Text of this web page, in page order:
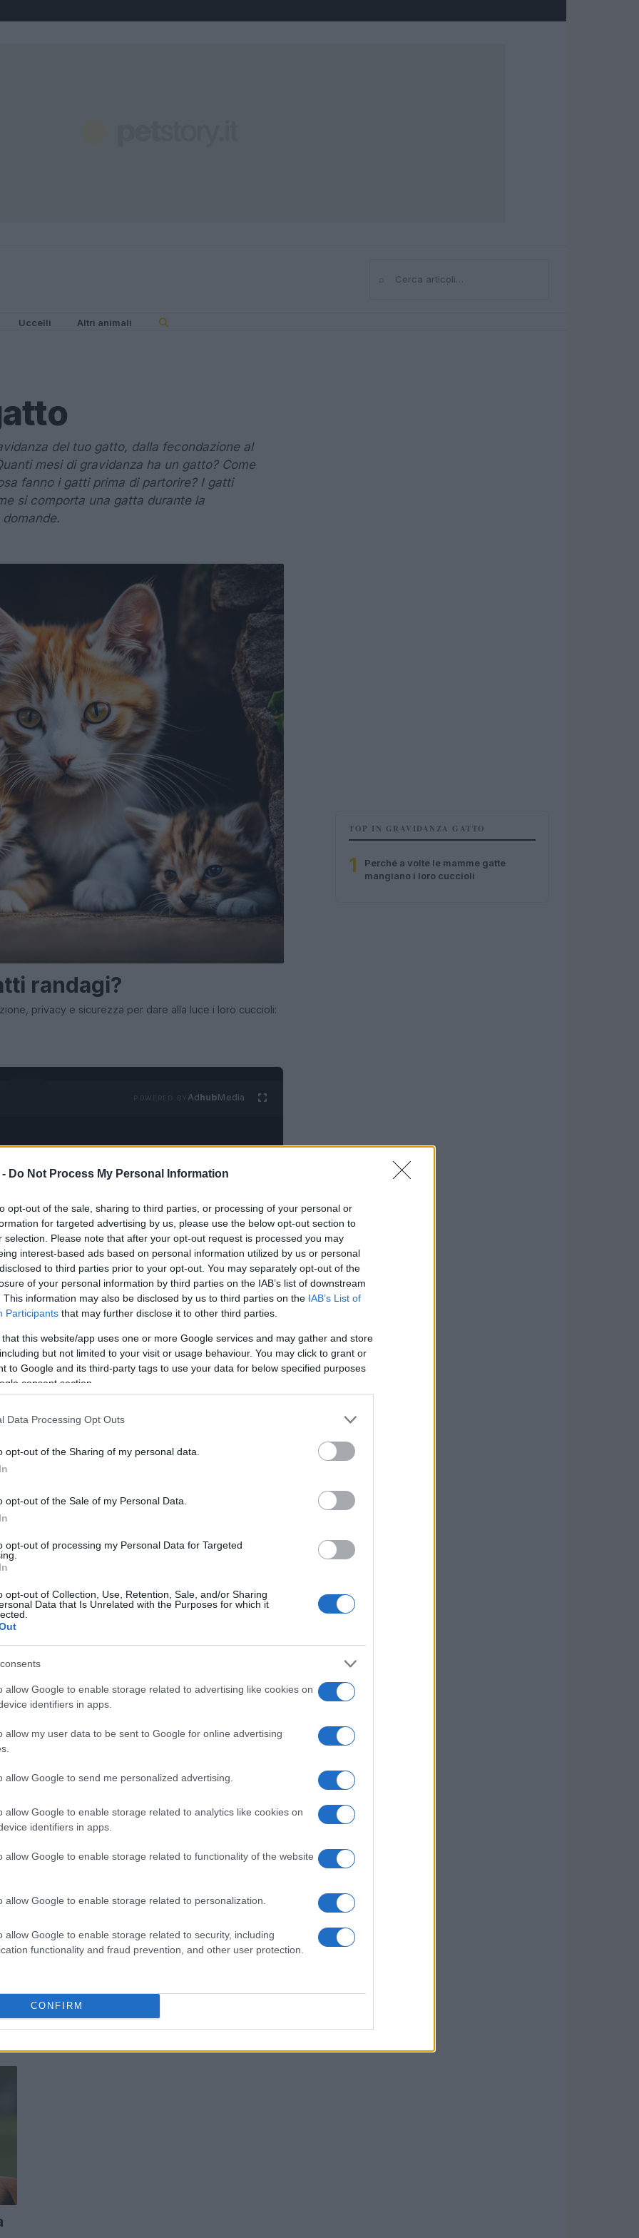
Do Not Process My Personal Information
opt-out of the sale, sharing to third parties, or processing of your personal or
for targeted advertising by us, please use the below opt-out section to
selection. Please note that after your opt-out request is processed you may
interest-based ads based on personal information utilized by us or personal
to third parties prior to your opt-out. You may separately opt-out of the
of your personal information by third parties on the IAB’s list of downstream
This information may also be disclosed by us to third parties on the IAB’s List of
Participants that may further disclose it to other third parties.
that this website/app uses one or more Google services and may gather and store
but not limited to your visit or usage behaviour. You may click to grant or
to Google and its third-party tags to use your data for below specified purposes
consent section.
Data Processing Opt Outs
opt-out of the Sharing of my personal data.
opt-out of the Sale of my Personal Data.
opt-out of processing my Personal Data for Targeted
opt-out of Collection, Use, Retention, Sale, and/or Sharing
Data that Is Unrelated with the Purposes for which it
allow Google to enable storage related to advertising like cookies on
identifiers in apps.
allow my user data to be sent to Google for online advertising
allow Google to send me personalized advertising.
allow Google to enable storage related to analytics like cookies on
identifiers in apps.
allow Google to enable storage related to functionality of the website
allow Google to enable storage related to personalization.
allow Google to enable storage related to security, including
functionality and fraud prevention, and other user protection.
CONFIRM
Cerca
Uccelli Altri animali
del tuo gatto, dalla fecondazione al
mesi di gravidanza ha un gatto? Come
fanno i gatti prima di partorire? I gatti
si comporta una gatta durante la
randagi?
privacy e sicurezza per dare alla luce i loro cuccioli:
POWERED BY AdhubMedia
GATTI
Perché a volte le mamme gatte
Può sembrare un comportamento contro natura, ma
Redazione Petstory.it · 12 Giu 2023
GATTI
Quanto dura la gravidanza di un
gatto?
prepararsi all'arrivo dei cuccioli.
Redazione Petstory.it · 6 Apr 2023
TOP IN GRAVIDANZA GATTO
1
Perché a volte le mamme gatte
mangiano i loro cuccioli